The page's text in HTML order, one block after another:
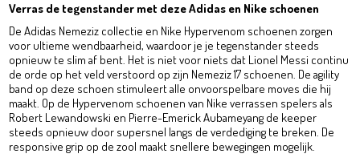
Verras de tegenstander met deze Adidas en Nike schoenen
De Adidas Nemeziz collectie en Nike Hypervenom schoenen zorgen
voor ultieme wendbaarheid, waardoor je je tegenstander steeds
opnieuw te slim af bent. Het is niet voor niets dat Lionel Messi continu
de orde op het veld verstoord op zijn Nemeziz 17 schoenen. De agility
band op deze schoen stimuleert alle onvoorspelbare moves die hij
maakt. Op de Hypervenom schoenen van Nike verrassen spelers als
Robert Lewandowski en Pierre-Emerick Aubameyang de keeper
steeds opnieuw door supersnel langs de verdediging te breken. De
responsive grip op de zool maakt snellere bewegingen mogelijk.